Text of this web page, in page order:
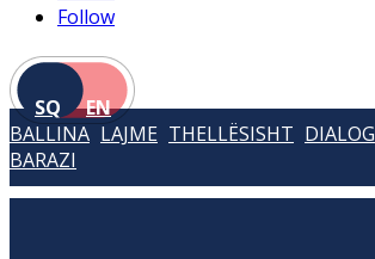
Follow
SQ EN
BALLINA LAJME THELLËSISHT DIALOG
BARAZI